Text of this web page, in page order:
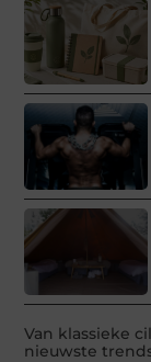
Van klassieke
nieuwste